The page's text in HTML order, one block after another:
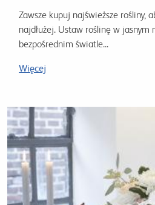
Zawsze kupuj najświeższe rośliny,
najdłużej. Ustaw roślinę w jasnym
bezpośrednim światle...
Więcej